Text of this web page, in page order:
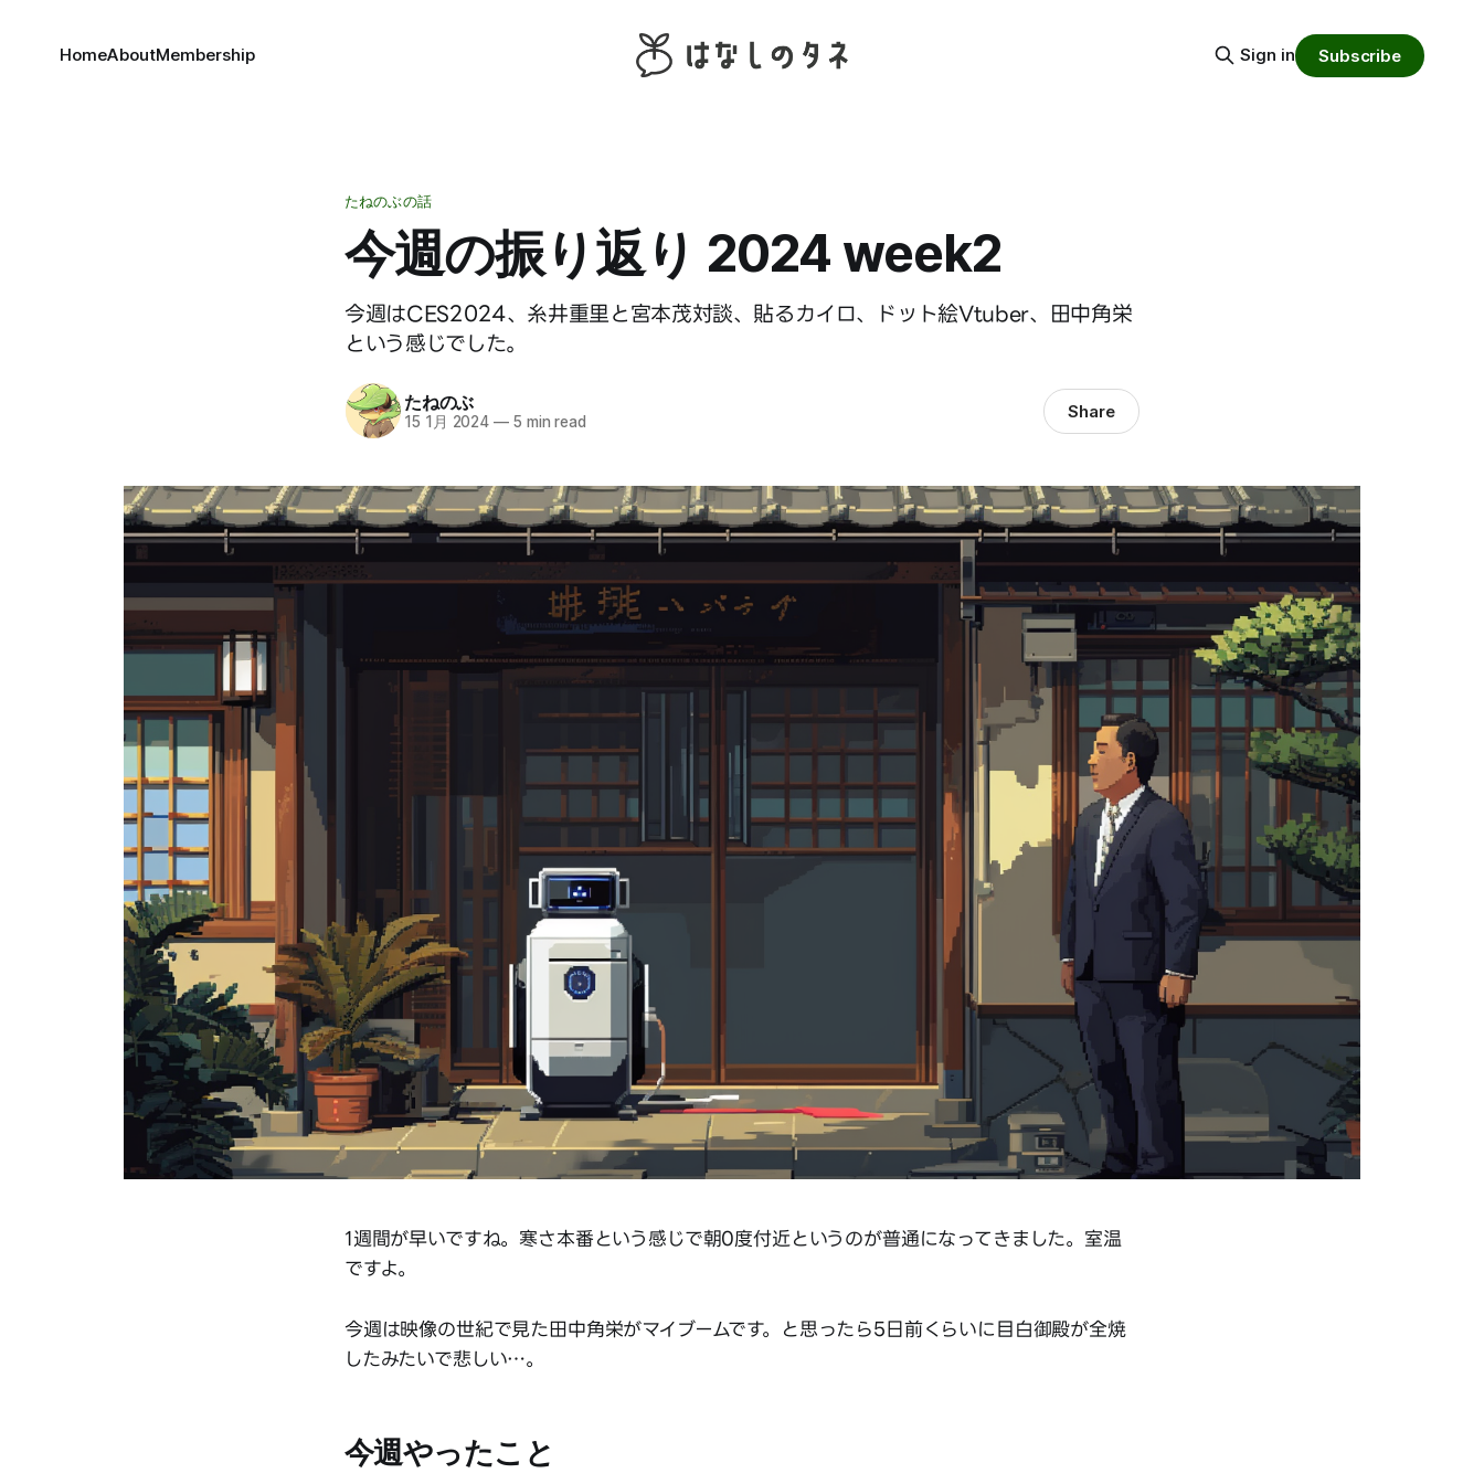
HomeAboutMembership Sign in Subscribe
たねのぶの話
今週の振り返り 2024 week2
今週はCES2024、糸井重里と宮本茂対談、貼るカイロ、ドット絵Vtuber、田中角栄
という感じでした。
たねのぶ
15 1月 2024 — 5 min read Share
1週間が早いですね。寒さ本番という感じで朝0度付近というのが普通になってきました。室温
ですよ。
今週は映像の世紀で見た田中角栄がマイブームです。と思ったら5日前くらいに目白御殿が全焼
したみたいで悲しい…。
今週やったこと